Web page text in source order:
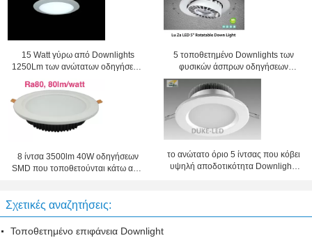
15 Watt γύρω από Downlights
1250Lm των ανώτατων οδηγήσεων
για το φωτισμό ξενοδοχείων
5 τοποθετημένο Downlights των
φυσικών άσπρων οδηγήσεων
ίντσας με την ενέργεια -
αποταμίευση
8 ίντσα 3500lm 40W οδηγήσεων
SMD που τοποθετούνται κάτω από
το ανώτατο όριο 5 ίντσας που κόβει
υψηλή αποδοτικότητα Downlights
Σχετικές αναζητήσεις:
Τοποθετημένο επιφάνεια Downlight